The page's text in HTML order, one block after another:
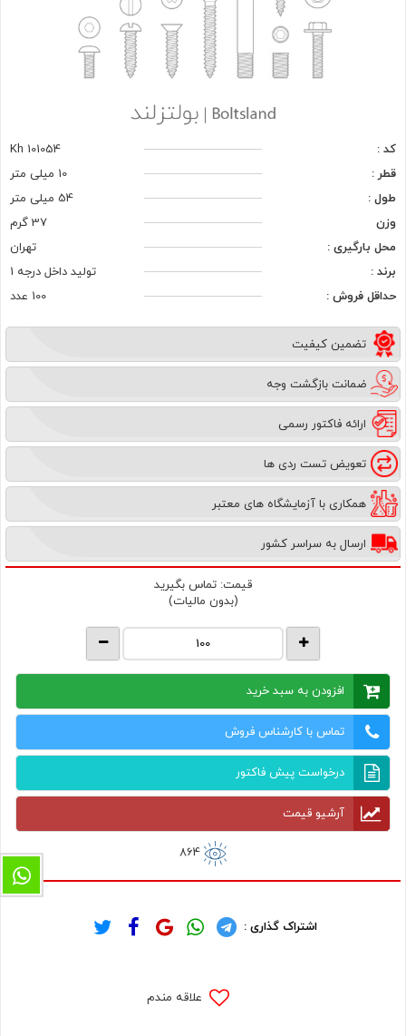
کد :
Kh 101054
قطر :
10 میلی متر
طول :
54 میلی متر
وزن
37 گرم
محل بارگیری :
تهران
برند :
تولید داخل درجه 1
حداقل فروش :
100 عدد
تضمین کیفیت
ضمانت بازگشت وجه
ارائه فاکتور رسمی
تعویض تست ردی ها
همکاری با آزمایشگاه های معتبر
ارسال به سراسر کشور
قیمت: تماس بگیرید
(بدون مالیات)
افزودن به سبد خرید
تماس با کارشناس فروش
درخواست پیش فاکتور
آرشیو قیمت
864
اشتراک گذاری :
علاقه مندم